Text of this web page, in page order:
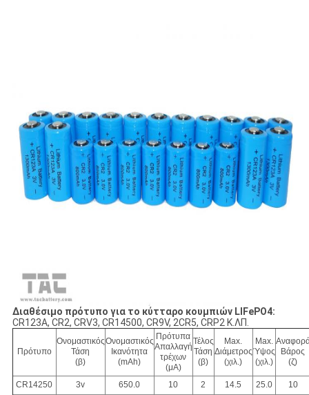
Διαθέσιμο πρότυπο για το κύτταρο κουμπιών LIFePO4:
CR123A, CR2, CRV3, CR14500, CR9V, 2CR5, CRP2 Κ.ΛΠ.
Πρότυπο
Ονομαστικός
Τάση
(β)
Ονομαστικός
Ικανότητα
(mAh)
Πρότυπα
Απαλλαγή
τρέχων
(μΑ)
Τέλος
Τάση
(β)
Max.
Διάμετρος
(χιλ.)
Max.
Ύψος
(χιλ.)
Βάρος
(ζ)
CR14250 3v 650.0 10 2 14.5 25.0
10